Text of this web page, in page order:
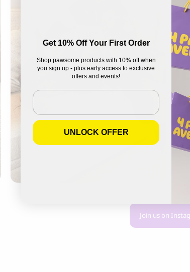
Join us on
Get 10% Off Your First Order
Shop pawsome products with 10% off when
you sign up - plus early access to exclusive
offers and events!
Email
UNLOCK OFFER